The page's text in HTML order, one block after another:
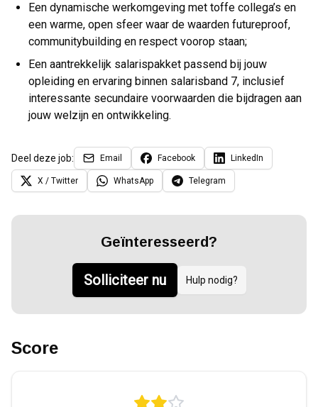
Een dynamische werkomgeving met toffe collega’s en
een warme, open sfeer waar de waarden futureproof,
communitybuilding en respect voorop staan;
Een aantrekkelijk salarispakket passend bij jouw
opleiding en ervaring binnen salarisband 7, inclusief
interessante secundaire voorwaarden die bijdragen aan
jouw welzijn en ontwikkeling.
Deel deze job: Email Facebook LinkedIn
X / Twitter WhatsApp Telegram
Geïnteresseerd?
Solliciteer nu Hulp nodig?
Score